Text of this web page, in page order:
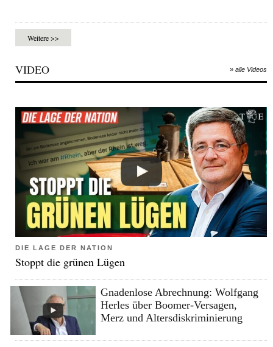
Weitere >>
VIDEO » alle Videos
DIE LAGE DER NATION
Stoppt die grünen Lügen
Gnadenlose Abrechnung: Wolfgang
Herles über Boomer-Versagen,
Merz und Altersdiskriminierung